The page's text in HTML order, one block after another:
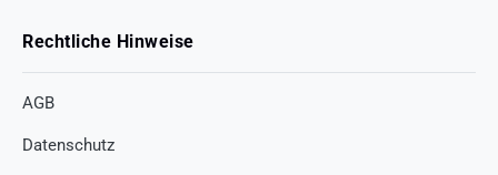
Rechtliche Hinweise
AGB
Datenschutz